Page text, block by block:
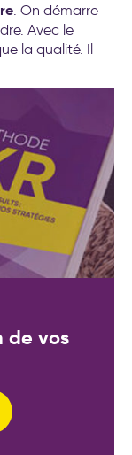
. On démarre
Avec le
la qualité. Il
de vos